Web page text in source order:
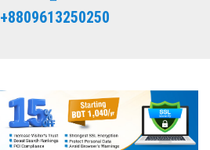
+8809613250250